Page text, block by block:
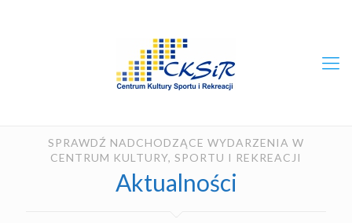
SPRAWDŹ NADCHODZĄCE WYDARZENIA W
CENTRUM KULTURY, SPORTU I REKREACJI
Aktualności